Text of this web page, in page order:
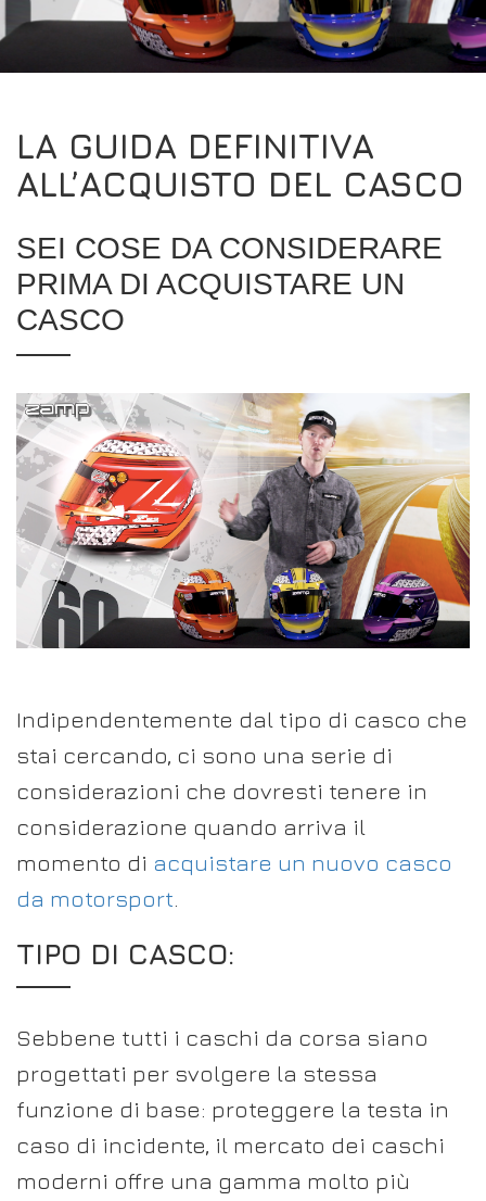
FAQSDRIVERS/PARTNERS
IL MIO ACCOUNT
PAGINA DI RICHIESTA DEL CONCESSIONARIO
LA GUIDA DEFINITIVA
ALL’ACQUISTO DEL CASCO
SEI COSE DA CONSIDERARE
PRIMA DI ACQUISTARE UN
CASCO
Indipendentemente dal tipo di casco che
stai cercando, ci sono una serie di
considerazioni che dovresti tenere in
considerazione quando arriva il
momento di acquistare un nuovo casco
da motorsport
TIPO DI CASCO:
Sebbene tutti i caschi da corsa siano
progettati per svolgere la stessa
funzione di base: proteggere la testa in
caso di incidente, il mercato dei caschi
moderni offre una gamma molto più